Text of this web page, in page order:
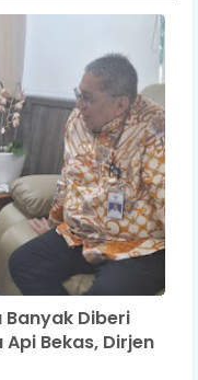
Banyak Diberi
Bekas, Dirjen